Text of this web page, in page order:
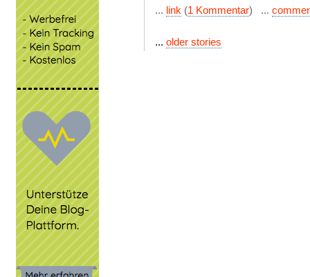
... link (1 Kommentar) ...
... older stories